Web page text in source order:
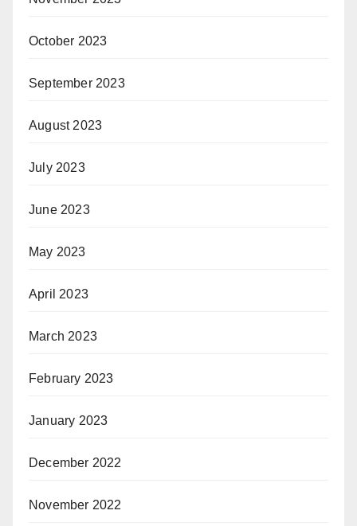
October 2023
September 2023
August 2023
July 2023
June 2023
May 2023
April 2023
March 2023
February 2023
January 2023
December 2022
November 2022